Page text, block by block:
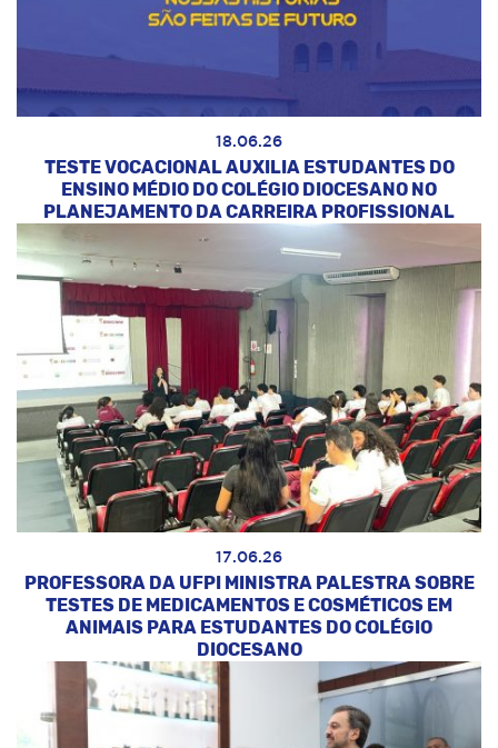
18.06.26
TESTE VOCACIONAL AUXILIA ESTUDANTES DO
ENSINO MÉDIO DO COLÉGIO DIOCESANO NO
PLANEJAMENTO DA CARREIRA PROFISSIONAL
17.06.26
PROFESSORA DA UFPI MINISTRA PALESTRA SOBRE
TESTES DE MEDICAMENTOS E COSMÉTICOS EM
ANIMAIS PARA ESTUDANTES DO COLÉGIO
DIOCESANO